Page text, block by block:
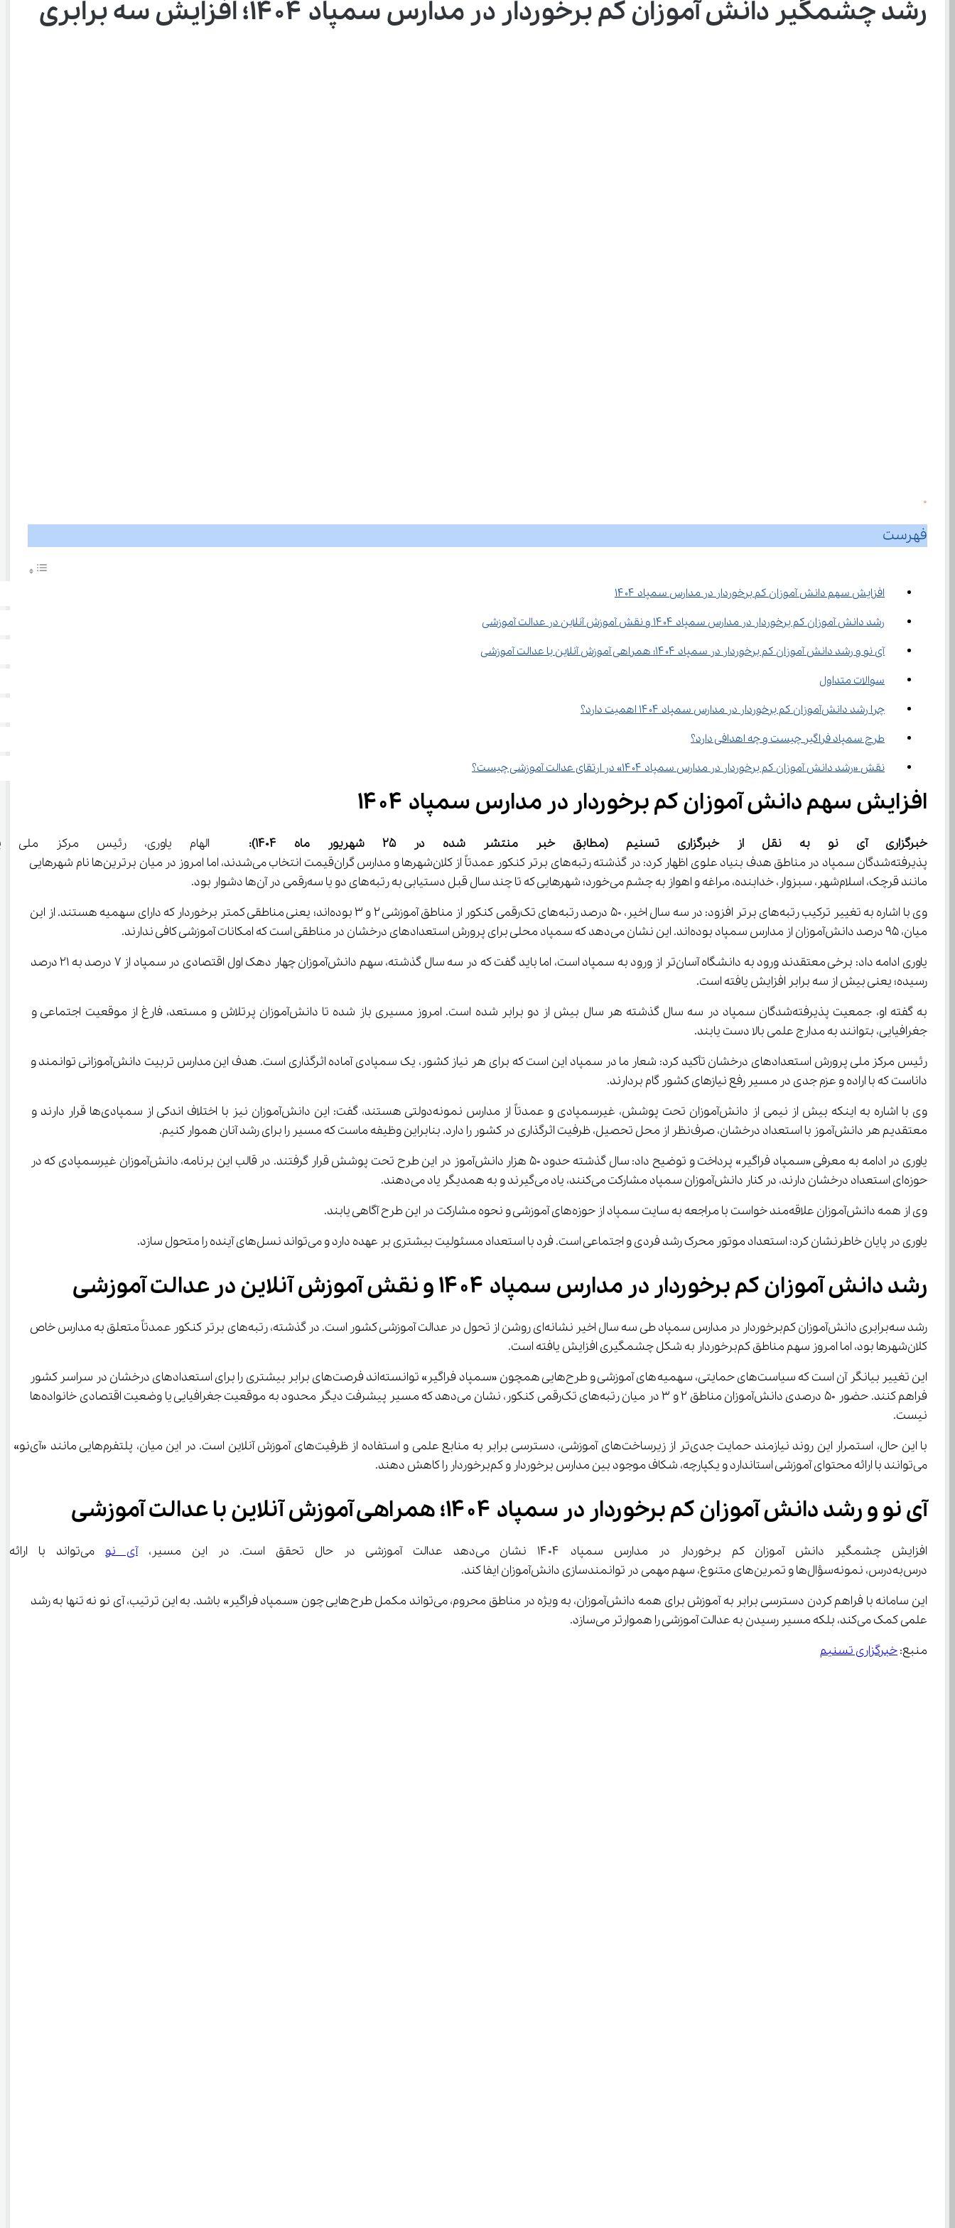
رشد چشمگیر دانش ‌آموزان کم ‌برخوردار در مدارس سمپاد ۱۴۰۴؛ افزایش سه ‌برابری
0
فهرست
افزایش سهم دانش آموزان کم‌ برخوردار در مدارس سمپاد ۱۴۰۴
رشد دانش‌ آموزان کم ‌برخوردار در مدارس سمپاد ۱۴۰۴ و نقش آموزش آنلاین در عدالت آموزشی
آی‌ نو و رشد دانش‌ آموزان کم ‌برخوردار در سمپاد ۱۴۰۴؛ همراهی آموزش آنلاین با عدالت آموزشی
سوالات متداول
چرا رشد دانش‌آموزان کم ‌برخوردار در مدارس سمپاد ۱۴۰۴ اهمیت دارد؟
طرح سمپاد فراگیر چیست و چه اهدافی دارد؟
نقش «رشد دانش ‌آموزان کم ‌برخوردار در مدارس سمپاد ۱۴۰۴» در ارتقای عدالت آموزشی چیست؟
افزایش سهم دانش آموزان کم‌ برخوردار در مدارس سمپاد ۱۴۰۴
خبرگزاری آی نو به نقل از خبرگزاری تسنیم (مطابق خبر منتشر شده در 25 شهریور ماه 1404) : الهام یاوری، رئیس مرکز ملی
پذیرفته‌شدگان سمپاد در مناطق هدف بنیاد علوی اظهار کرد: در گذشته رتبه‌های برتر کنکور عمدتاً از کلان‌شهرها و مدارس گران‌قیمت انتخاب می‌شدند، اما امروز در میان برترین‌ها نام شهرهایی
مانند قرچک، اسلام‌شهر، سبزوار، خدابنده، مراغه و اهواز به چشم می‌خورد؛ شهرهایی که تا چند سال قبل دستیابی به رتبه‌های دو یا سه‌رقمی در آن‌ها دشوار بود.
وی با اشاره به تغییر ترکیب رتبه‌های برتر افزود: در سه سال اخیر، 50 درصد رتبه‌های تک‌رقمی کنکور از مناطق آموزشی 2 و 3 بوده‌اند؛ یعنی مناطقی کمتر برخوردار که دارای سهمیه هستند. از این
میان، 95 درصد دانش‌آموزان از مدارس سمپاد بوده‌اند. این نشان می‌دهد که سمپاد محلی برای پرورش استعدادهای درخشان در مناطقی است که امکانات آموزشی کافی ندارند.
یاوری ادامه داد: برخی معتقدند ورود به دانشگاه آسان‌تر از ورود به سمپاد است، اما باید گفت که در سه سال گذشته، سهم دانش‌آموزان چهار دهک اول اقتصادی در سمپاد از 7 درصد به 21 درصد
رسیده؛ یعنی بیش از سه برابر افزایش یافته است.
به گفته او، جمعیت پذیرفته‌شدگان سمپاد در سه سال گذشته هر سال بیش از دو برابر شده است. امروز مسیری باز شده تا دانش‌آموزان پرتلاش و مستعد، فارغ از موقعیت اجتماعی و
جغرافیایی، بتوانند به مدارج علمی بالا دست یابند.
رئیس مرکز ملی پرورش استعدادهای درخشان تأکید کرد: شعار ما در سمپاد این است که برای هر نیاز کشور، یک سمپادی آماده اثرگذاری است. هدف این مدارس تربیت دانش‌آموزانی توانمند و
داناست که با اراده و عزم جدی در مسیر رفع نیازهای کشور گام بردارند.
وی با اشاره به اینکه بیش از نیمی از دانش‌آموزان تحت پوشش، غیرسمپادی و عمدتاً از مدارس نمونه‌دولتی هستند، گفت: این دانش‌آموزان نیز با اختلاف اندکی از سمپادی‌ها قرار دارند و
معتقدیم هر دانش‌آموز با استعداد درخشان، صرف‌نظر از محل تحصیل، ظرفیت اثرگذاری در کشور را دارد. بنابراین وظیفه ماست که مسیر را برای رشد آنان هموار کنیم.
یاوری در ادامه به معرفی «سمپاد فراگیر» پرداخت و توضیح داد: سال گذشته حدود 50 هزار دانش‌آموز در این طرح تحت پوشش قرار گرفتند. در قالب این برنامه، دانش‌آموزان غیرسمپادی که در
حوزه‌ای استعداد درخشان دارند، در کنار دانش‌آموزان سمپاد مشارکت می‌کنند، یاد می‌گیرند و به همدیگر یاد می‌دهند.
وی از همه دانش‌آموزان علاقه‌مند خواست با مراجعه به سایت سمپاد از حوزه‌های آموزشی و نحوه مشارکت در این طرح آگاهی یابند.
یاوری در پایان خاطرنشان کرد: استعداد موتور محرک رشد فردی و اجتماعی است. فرد با استعداد مسئولیت بیشتری بر عهده دارد و می‌تواند نسل‌های آینده را متحول سازد.
رشد دانش‌ آموزان کم ‌برخوردار در مدارس سمپاد ۱۴۰۴ و نقش آموزش آنلاین در عدالت آموزشی
رشد سه‌برابری دانش‌آموزان کم‌برخوردار در مدارس سمپاد طی سه سال اخیر نشانه‌ای روشن از تحول در عدالت آموزشی کشور است. در گذشته، رتبه‌های برتر کنکور عمدتاً متعلق به مدارس خاص
کلان‌شهرها بود، اما امروز سهم مناطق کم‌برخوردار به شکل چشمگیری افزایش یافته است.
این تغییر بیانگر آن است که سیاست‌های حمایتی، سهمیه‌های آموزشی و طرح‌هایی همچون «سمپاد فراگیر» توانسته‌اند فرصت‌های برابر بیشتری را برای استعدادهای درخشان در سراسر کشور
فراهم کنند. حضور ۵۰ درصدی دانش‌آموزان مناطق ۲ و ۳ در میان رتبه‌های تک‌رقمی کنکور، نشان می‌دهد که مسیر پیشرفت دیگر محدود به موقعیت جغرافیایی یا وضعیت اقتصادی خانواده‌ها
نیست.
با این حال، استمرار این روند نیازمند حمایت جدی‌تر از زیرساخت‌های آموزشی، دسترسی برابر به منابع علمی و استفاده از ظرفیت‌های آموزش آنلاین است. در این میان، پلتفرم‌هایی مانند «آی‌نو»
می‌توانند با ارائه محتوای آموزشی استاندارد و یکپارچه، شکاف موجود بین مدارس برخوردار و کم‌برخوردار را کاهش دهند.
آی‌ نو و رشد دانش‌ آموزان کم ‌برخوردار در سمپاد ۱۴۰۴؛ همراهی آموزش آنلاین با عدالت آموزشی
افزایش چشمگیر دانش‌ آموزان کم ‌برخوردار در مدارس سمپاد ۱۴۰۴ نشان می‌دهد عدالت آموزشی در حال تحقق است. در این مسیر، آی نو
می‌تواند با
درس‌به‌درس، نمونه‌سؤال‌ها و تمرین‌های متنوع، سهم مهمی در توانمندسازی دانش‌آموزان ایفا کند.
این سامانه با فراهم کردن دسترسی برابر به آموزش برای همه دانش‌آموزان، به ویژه در مناطق محروم، می‌تواند مکمل طرح‌هایی چون «سمپاد فراگیر» باشد. به این ترتیب، آی ‌نو نه تنها به رشد
علمی کمک می‌کند، بلکه مسیر رسیدن به عدالت آموزشی را هموارتر می‌سازد.
منبع: خبرگزاری تسنیم